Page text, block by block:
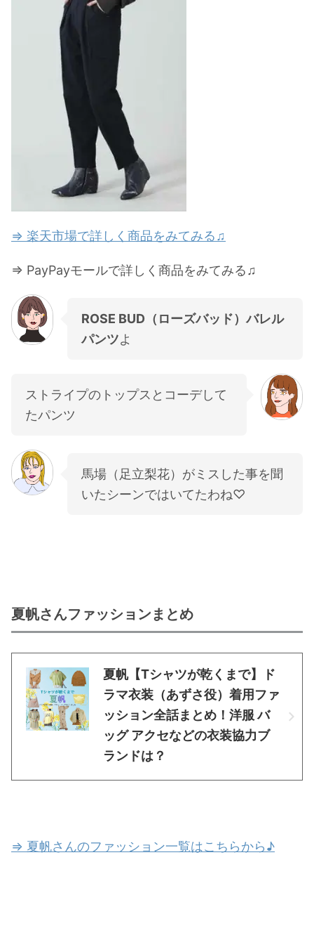
⇒ 楽天市場で詳しく商品をみてみる♫
⇒ PayPayモールで詳しく商品をみてみる♫
ROSE BUD（ローズバッド）バレル
パンツよ
ストライプのトップスとコーデして
たパンツ
馬場（足立梨花）がミスした事を聞
いたシーンではいてたわね♡
夏帆さんファッションまとめ
夏帆【Tシャツが乾くまで】ド
ラマ衣装（あずさ役）着用ファ
ッション全話まとめ！洋服 バ
ッグ アクセなどの衣装協力ブ
ランドは？
⇒ 夏帆さんのファッション一覧はこちらから♪